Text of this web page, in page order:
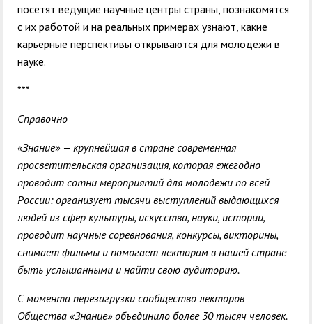
посетят ведущие научные центры страны, познакомятся
с их работой и на реальных примерах узнают, какие
карьерные перспективы открываются для молодежи в
науке.
***
Справочно
«Знание» — крупнейшая в стране современная
просветительская организация, которая ежегодно
проводит сотни мероприятий для молодежи по всей
России: организует тысячи выступлений выдающихся
людей из сфер культуры, искусства, науки, истории,
проводит научные соревнования, конкурсы, викторины,
снимает фильмы и помогает лекторам в нашей стране
быть услышанными и найти свою аудиторию.
С момента перезагрузки сообщество лекторов
Общества «Знание» объединило более 30 тысяч человек.